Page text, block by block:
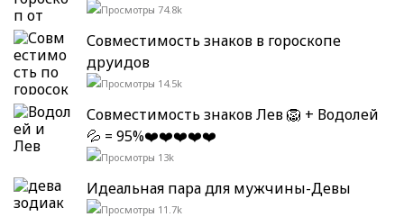
74.8k
Совместимость знаков в гороскопе
друидов
14.5k
Совместимость знаков Лев 🦁 + Водолей
💦 = 95%❤️❤️❤️❤️❤️
13k
Идеальная пара для мужчины-Девы
11.7k